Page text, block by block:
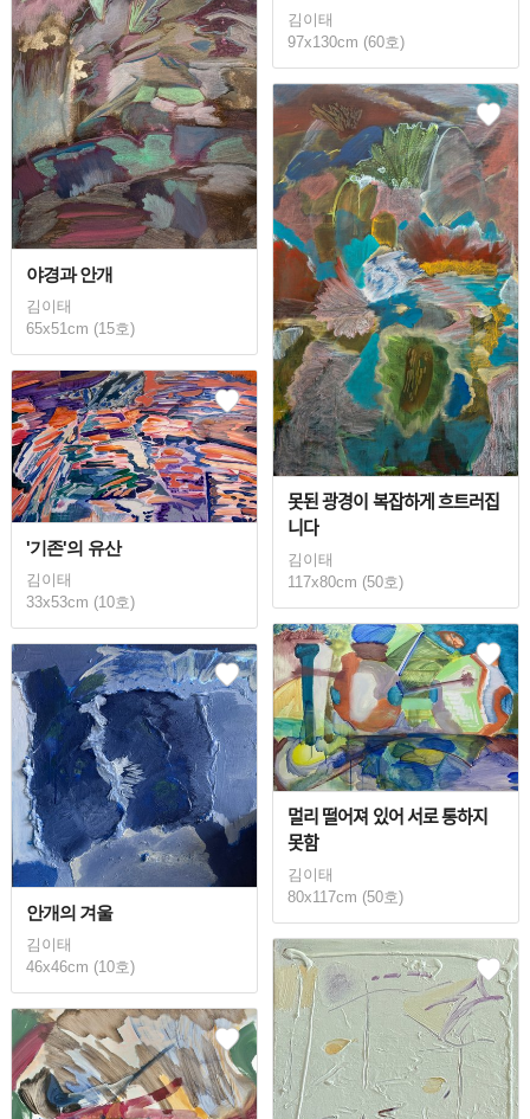
김이태
97x130cm (60호)
야경과 안개
김이태
65x51cm (15호)
못된 광경이 복잡하게 흐트러집
니다
김이태
117x80cm (50호)
'기존'의 유산
김이태
33x53cm (10호)
멀리 떨어져 있어 서로 통하지
못함
김이태
80x117cm (50호)
안개의 겨울
김이태
46x46cm (10호)